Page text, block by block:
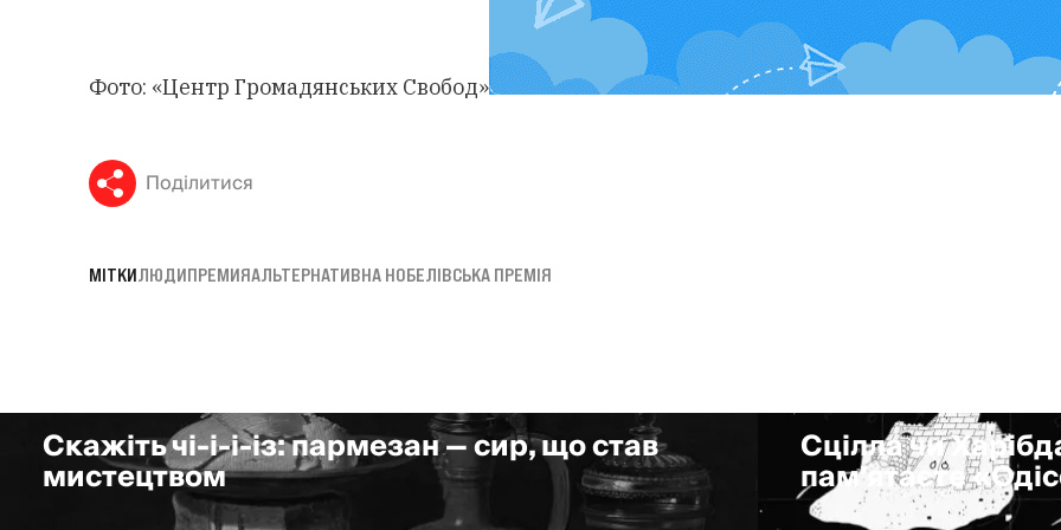
Фото: «Центр Громадянських Свобод»
Поділитися
МІТКИЛЮДИПРЕМИЯАЛЬТЕРНАТИВНА НОБЕЛІВСЬКА ПРЕМІЯ
Скажіть чі-і-і-із: пармезан — сир, що став
мистецтвом
Сцілла чи
пам'ятаєте